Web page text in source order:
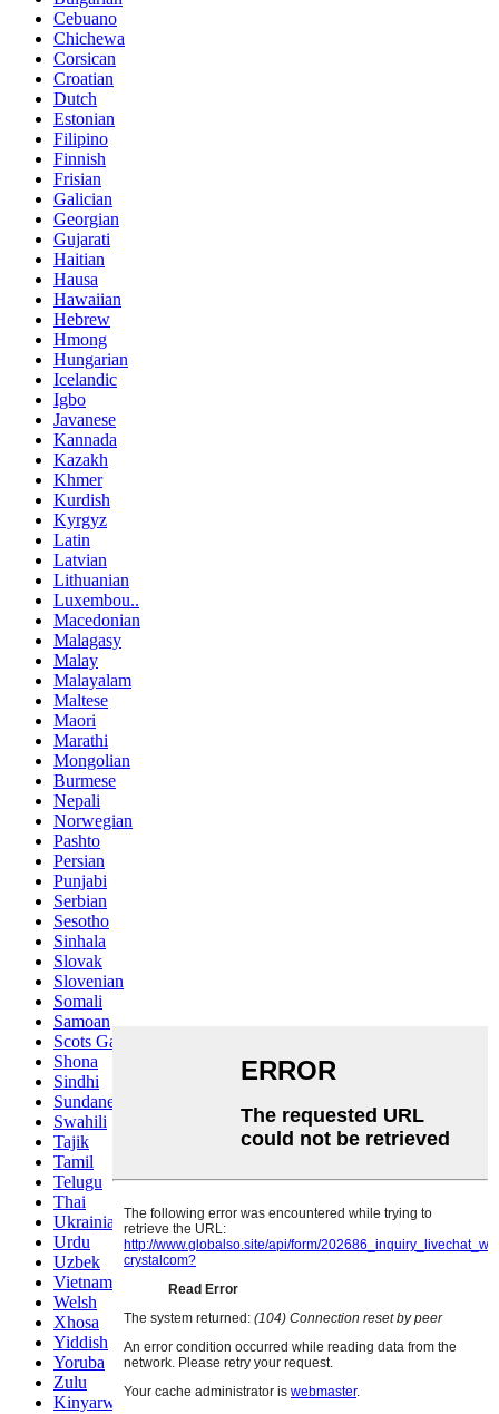
Cebuano
Chichewa
Corsican
Croatian
Dutch
Estonian
Filipino
Finnish
Frisian
Galician
Georgian
Gujarati
Haitian
Hausa
Hawaiian
Hebrew
Hmong
Hungarian
Icelandic
Igbo
Javanese
Kannada
Kazakh
Khmer
Kurdish
Kyrgyz
Latin
Latvian
Lithuanian
Luxembou..
Macedonian
Malagasy
Malay
Malayalam
Maltese
Maori
Marathi
Mongolian
Burmese
Nepali
Norwegian
Pashto
Persian
Punjabi
Serbian
Sesotho
Sinhala
Slovak
Slovenian
Somali
Samoan
Scots Gaelic
Shona
Sindhi
Sundanese
Swahili
Tajik
Tamil
Telugu
Thai
Ukrainian
Urdu
Uzbek
Vietnamese
Welsh
Xhosa
Yiddish
Yoruba
Zulu
Kinyarwanda